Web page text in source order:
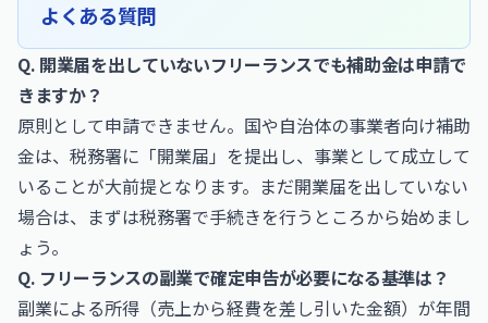
よくある質問
Q. 開業届を出していないフリーランスでも補助金は申請で
きますか？
原則として申請できません。国や自治体の事業者向け補助
金は、税務署に「開業届」を提出し、事業として成立して
いることが大前提となります。まだ開業届を出していない
場合は、まずは税務署で手続きを行うところから始めまし
ょう。
Q. フリーランスの副業で確定申告が必要になる基準は？
副業による所得（売上から経費を差し引いた金額）が年間